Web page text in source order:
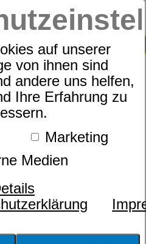
auf unserer
von ihnen sind
andere uns helfen,
Ihre Erfahrung zu
Marketing
Medien
SUCHE
0
6500